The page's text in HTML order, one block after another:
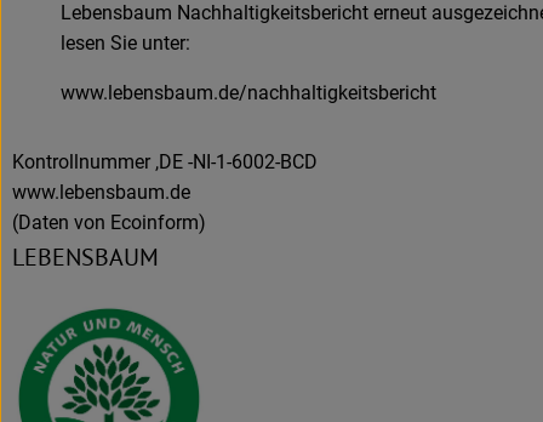
Lebensbaum Nachhaltigkeitsbericht erneut
lesen Sie unter:
www.lebensbaum.de/nachhaltigkeitsbericht
Kontrollnummer ,DE -NI-1-6002-BCD
www.lebensbaum.de
(Daten von Ecoinform)
LEBENSBAUM